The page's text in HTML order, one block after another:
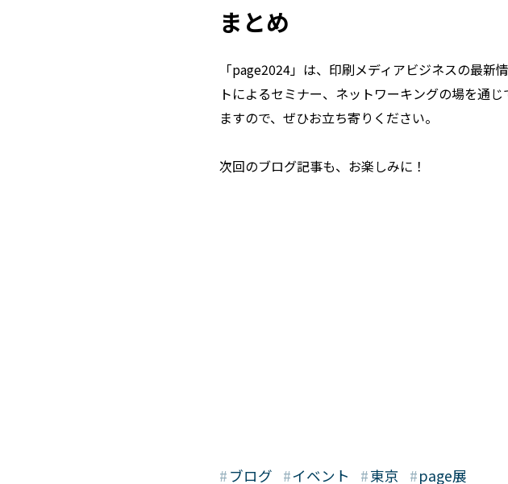
まとめ
「page2024」は、印刷メディアビジネスの最
トによるセミナー、ネットワーキングの場を通
ますので、ぜひお立ち寄りください。
次回のブログ記事も、お楽しみに！
# ブログ #イベント #東京 #page展